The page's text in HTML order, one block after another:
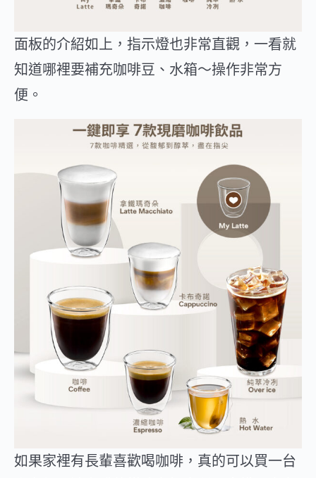
面板的介紹如上，指示燈也非常直觀，一看就
知道哪裡要補充咖啡豆、水箱～操作非常方
便。
如果家裡有長輩喜歡喝咖啡，真的可以買一台